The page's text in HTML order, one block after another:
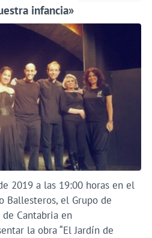
infancia»
2019 a las 19:00 horas en el
Ballesteros, el Grupo de
de Cantabria en
la obra “El Jardín de